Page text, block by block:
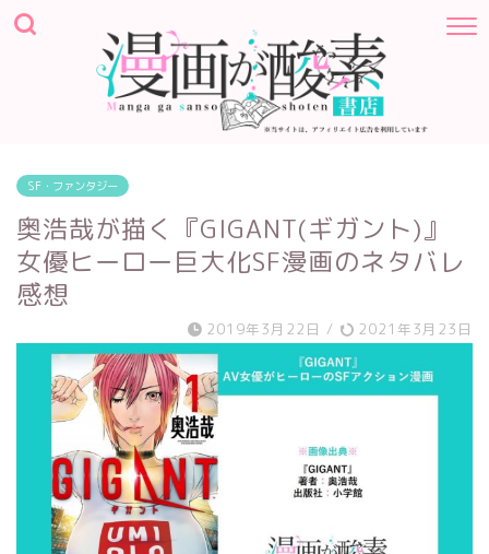
SF・ファンタジー
奥浩哉が描く『GIGANT(ギガント)』
女優ヒーロー巨大化SF漫画のネタバレ
感想
2019年3月22日 / 2021年3月23日